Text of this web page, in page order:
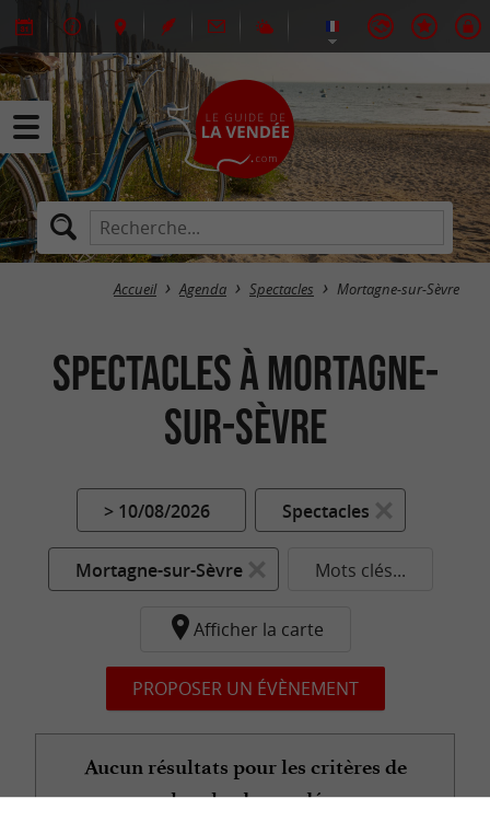
Accueil Agenda Spectacles Mortagne-sur-Sèvre
Spectacles à Mortagne-
sur-Sèvre
> 10/08/2026 Spectacles
Mortagne-sur-Sèvre Mots clés...
Afficher la carte
PROPOSER UN ÉVÈNEMENT
Aucun résultats pour les critères de
recherche demandés...